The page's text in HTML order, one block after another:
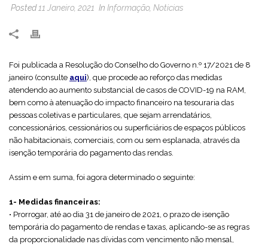
Posted11 Janeiro, 2021 In Informação, Noticias
Foi publicada a Resolução do Conselho do Governo n.º 17/2021 de 8
janeiro (consulte aqui), que procede ao reforço das medidas
atendendo ao aumento substancial de casos de COVID-19 na RAM,
bem como à atenuação do impacto financeiro na tesouraria das
pessoas coletivas e particulares, que sejam arrendatários,
concessionários, cessionários ou superficiários de espaços públicos
não habitacionais, comerciais, com ou sem esplanada, através da
isenção temporária do pagamento das rendas.
Assim e em suma, foi agora determinado o seguinte:
1- Medidas financeiras:
• Prorrogar, até ao dia 31 de janeiro de 2021, o prazo de isenção
temporária do pagamento de rendas e taxas, aplicando-se as regras
da proporcionalidade nas dívidas com vencimento não mensal,